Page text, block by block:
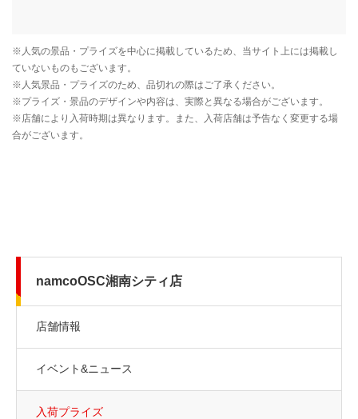
namcoOSC湘南シティ店
店舗情報
イベント&ニュース
入荷プライズ